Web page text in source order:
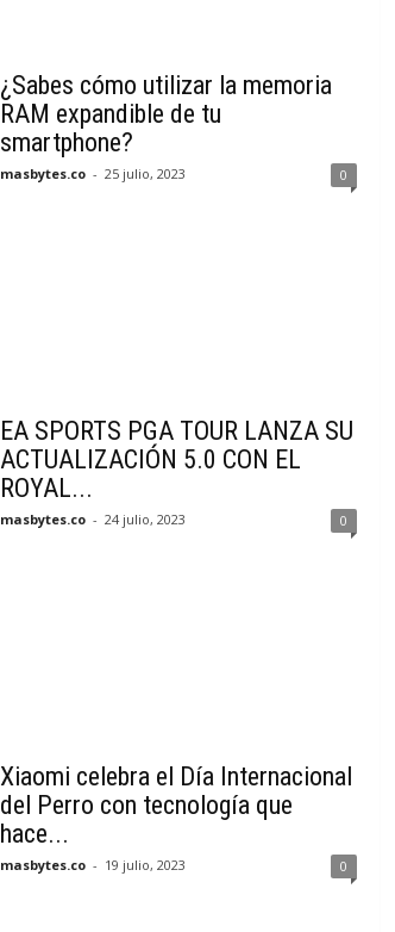
¿Sabes cómo utilizar la memoria
RAM expandible de tu
smartphone?
masbytes.co - 25 julio, 2023 0
EA SPORTS PGA TOUR LANZA SU
ACTUALIZACIÓN 5.0 CON EL
ROYAL...
masbytes.co - 24 julio, 2023 0
Xiaomi celebra el Día Internacional
del Perro con tecnología que
hace...
masbytes.co - 19 julio, 2023 0